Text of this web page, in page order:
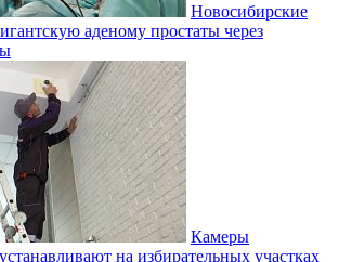
Новосибирские
аденому простаты через
Камеры
на избирательных участках